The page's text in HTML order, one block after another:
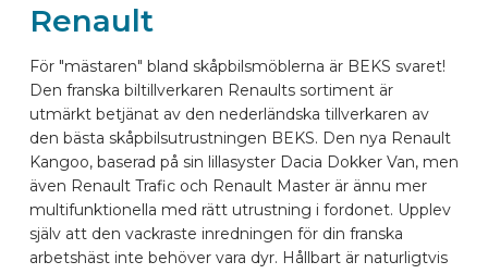
SYSTEM
SKRÄDDARSYDD
SEKTORERNA
BILMÄRKEN
Renault
För "mästaren" bland skåpbilsmöblerna är BEKS svaret!
Den franska biltillverkaren Renaults sortiment är
utmärkt betjänat av den nederländska tillverkaren av
den bästa skåpbilsutrustningen BEKS. Den nya Renault
Kangoo, baserad på sin lillasyster Dacia Dokker Van, men
även Renault Trafic och Renault Master är ännu mer
multifunktionella med rätt utrustning i fordonet. Upplev
själv att den vackraste inredningen för din franska
arbetshäst inte behöver vara dyr. Hållbart är naturligtvis